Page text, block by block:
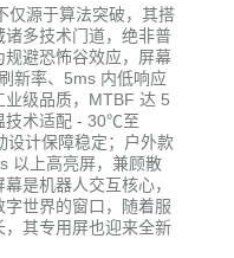
仅源于算法突破，其搭
多技术门道，绝非普
避恐怖谷效应，屏幕
新率、5ms 内低响应
业级品质，MTBF 达 5
技术适配 - 30℃至
计保障稳定；户外款
以上高亮屏，兼顾散
是机器人交互核心，
世界的窗口，随着服
，其专用屏也迎来全新